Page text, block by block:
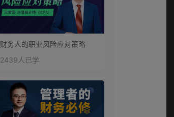
财务人的职业风险应对策略
2439人已学